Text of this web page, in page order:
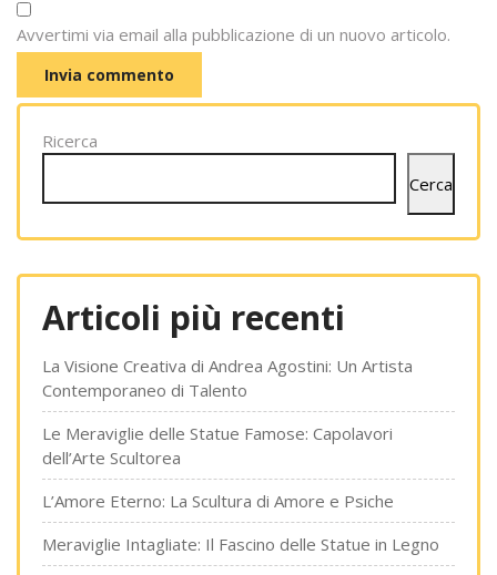
Avvertimi via email alla pubblicazione di un nuovo articolo.
Ricerca
Cerca
Articoli più recenti
La Visione Creativa di Andrea Agostini: Un Artista
Contemporaneo di Talento
Le Meraviglie delle Statue Famose: Capolavori
dell’Arte Scultorea
L’Amore Eterno: La Scultura di Amore e Psiche
Meraviglie Intagliate: Il Fascino delle Statue in Legno